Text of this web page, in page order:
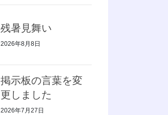
残暑見舞い
2026年8月8日
掲示板の言葉を変
更しました
2026年7月27日